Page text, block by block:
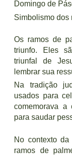
Domingo de
Simbolismo dos
Os ramos de
triunfo. Eles
triunfal de
lembrar sua
Na tradição
usados para
comemorava a
para saudar
No contexto
ramos de